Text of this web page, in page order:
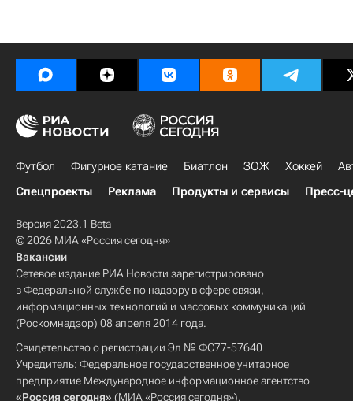
Футбол Фигурное катание Биатлон ЗОЖ Хоккей
Спецпроекты
Реклама Продукты и сервисы Пресс-
Версия 2023.1 Beta
© 2026 МИА «Россия сегодня»
Вакансии
Сетевое издание РИА Новости зарегистрировано
в Федеральной службе по надзору в сфере связи,
информационных технологий и массовых коммуникаций
(Роскомнадзор) 08 апреля 2014 года.
Свидетельство о регистрации Эл № ФС77-57640
Учредитель: Федеральное государственное унитарное
предприятие Международное информационное агентство
«Россия сегодня» (МИА «Россия сегодня»).